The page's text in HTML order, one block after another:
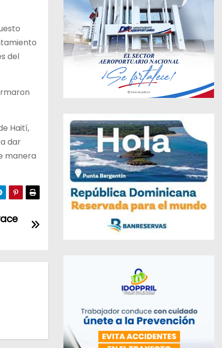
del
Haití,
dar
manera